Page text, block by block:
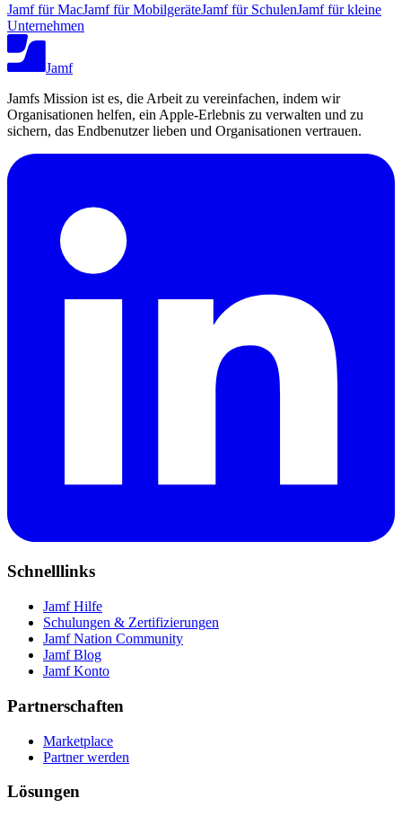
Jamf für MacJamf für MobilgeräteJamf für SchulenJamf für kleine
Unternehmen
Jamf
Jamfs Mission ist es, die Arbeit zu vereinfachen, indem wir
Organisationen helfen, ein Apple-Erlebnis zu verwalten und zu
sichern, das Endbenutzer lieben und Organisationen vertrauen.
Schnelllinks
Jamf Hilfe
Schulungen & Zertifizierungen
Jamf Nation Community
Jamf Blog
Jamf Konto
Partnerschaften
Marketplace
Partner werden
Lösungen